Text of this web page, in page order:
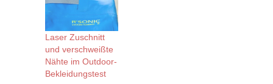
Laser Zuschnitt
und verschweißte
Nähte im Outdoor-
Bekleidungstest